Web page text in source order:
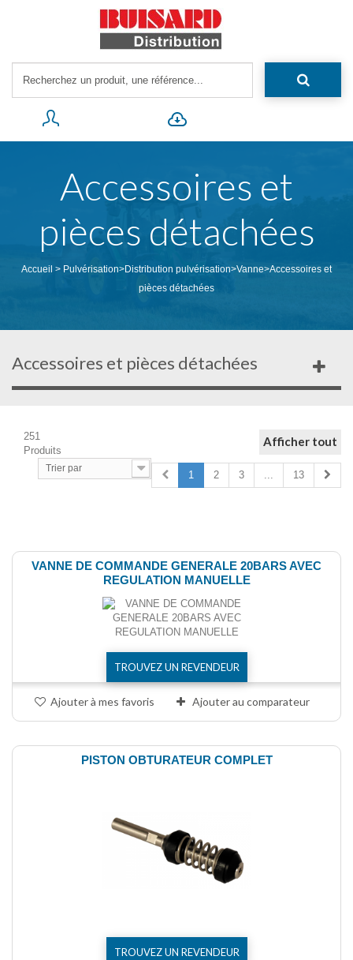
Accessoires et
pièces détachées
Accueil > Pulvérisation>Distribution pulvérisation>Vanne>Accessoires et
pièces détachées
Accessoires et pièces détachées
251
Produits
Afficher tout
1 2 3 ... 13
Trier par
VANNE DE COMMANDE GENERALE 20BARS AVEC
REGULATION MANUELLE
TROUVEZ UN REVENDEUR
Ajouter à mes favoris Ajouter au comparateur
PISTON OBTURATEUR COMPLET
TROUVEZ UN REVENDEUR